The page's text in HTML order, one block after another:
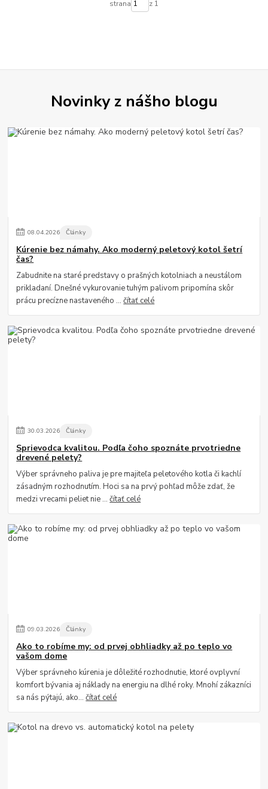
strana z 1
Novinky z nášho blogu
08.04.2026 Články
Kúrenie bez námahy. Ako moderný peletový kotol šetrí
čas?
Zabudnite na staré predstavy o prašných kotolniach a neustálom
prikladaní. Dnešné vykurovanie tuhým palivom pripomína skôr
prácu precízne nastaveného ...čítať celé
30.03.2026 Články
Sprievodca kvalitou. Podľa čoho spoznáte prvotriedne
drevené pelety?
Výber správneho paliva je pre majiteľa peletového kotla či kachlí
zásadným rozhodnutím. Hoci sa na prvý pohľad môže zdať, že
medzi vrecami peliet nie ...čítať celé
09.03.2026 Články
Ako to robíme my: od prvej obhliadky až po teplo vo
vašom dome
Výber správneho kúrenia je dôležité rozhodnutie, ktoré ovplyvní
komfort bývania aj náklady na energiu na dlhé roky. Mnohí zákazníci
sa nás pýtajú, ako...čítať celé